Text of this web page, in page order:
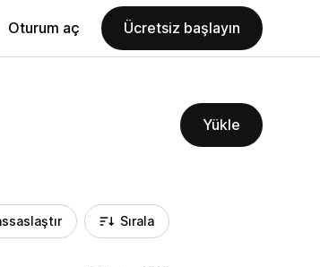
Oturum aç Ücretsiz başlayın
Yükle
Sırala